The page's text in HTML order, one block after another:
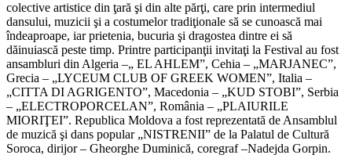
colective artistice din ţară şi din alte părţi, care prin intermediul
dansului, muzicii şi a costumelor tradiţionale să se cunoască mai
îndeaproape, iar prietenia, bucuria şi dragostea dintre ei să
dăinuiască peste timp. Printre participanţii invitaţi la Festival au fost
ansambluri din Algeria –„ EL AHLEM”, Cehia – „MARJANEC”,
Grecia – „LYCEUM CLUB OF GREEK WOMEN”, Italia –
„CITTA DI AGRIGENTO”, Macedonia – „KUD STOBI”, Serbia
– „ELECTROPORCELAN”, România – „PLAIURILE
MIORIŢEI”. Republica Moldova a fost reprezentată de Ansamblul
de muzică şi dans popular „NISTRENII” de la Palatul de Cultură
Soroca, dirijor – Gheorghe Duminică, coregraf –Nadejda Gorpin.